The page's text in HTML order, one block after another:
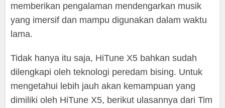
memberikan pengalaman mendengarkan musik
yang imersif dan mampu digunakan dalam waktu
lama.
Tidak hanya itu saja, HiTune X5 bahkan sudah
dilengkapi oleh teknologi peredam bising. Untuk
mengetahui lebih jauh akan kemampuan yang
dimiliki oleh HiTune X5, berikut ulasannya dari Tim